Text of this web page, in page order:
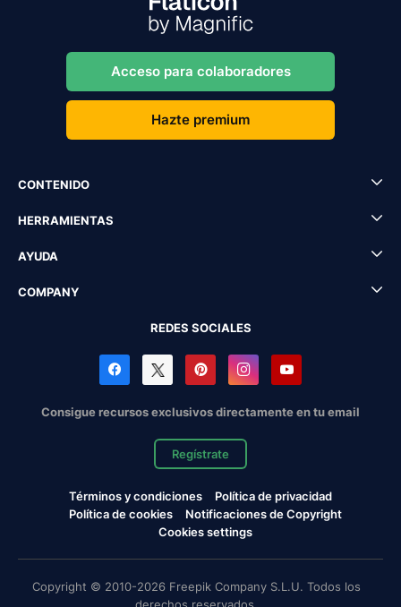
Acceso para colaboradores
Hazte premium
CONTENIDO
HERRAMIENTAS
AYUDA
COMPANY
REDES SOCIALES
Consigue recursos exclusivos directamente en tu email
Regístrate
Términos y condiciones
Política de privacidad
Política de cookies
Notificaciones de Copyright
Cookies settings
Copyright © 2010-2026 Freepik Company S.L.U. Todos los